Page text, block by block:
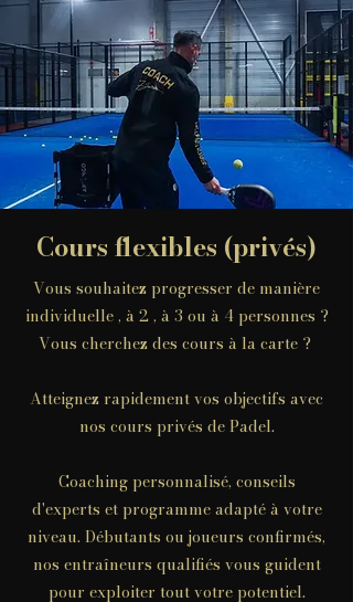
Cours flexibles (privés)
Vous souhaitez progresser de manière
individuelle , à 2 , à 3 ou à 4 personnes ?
Vous cherchez des cours à la carte ?
Atteignez rapidement vos objectifs avec
nos cours privés de Padel.
Coaching personnalisé, conseils
d'experts et programme adapté à votre
niveau. Débutants ou joueurs confirmés,
nos entraîneurs qualifiés vous guident
pour exploiter tout votre potentiel.